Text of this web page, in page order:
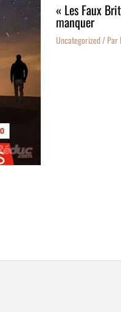
« Les Faux
manquer
Uncategorized/ Par